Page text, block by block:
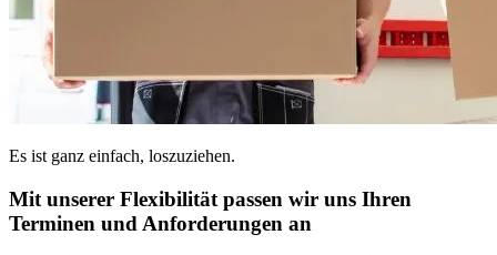
Es ist ganz einfach, loszuziehen.
Mit unserer Flexibilität passen wir uns Ihren
Terminen und Anforderungen an